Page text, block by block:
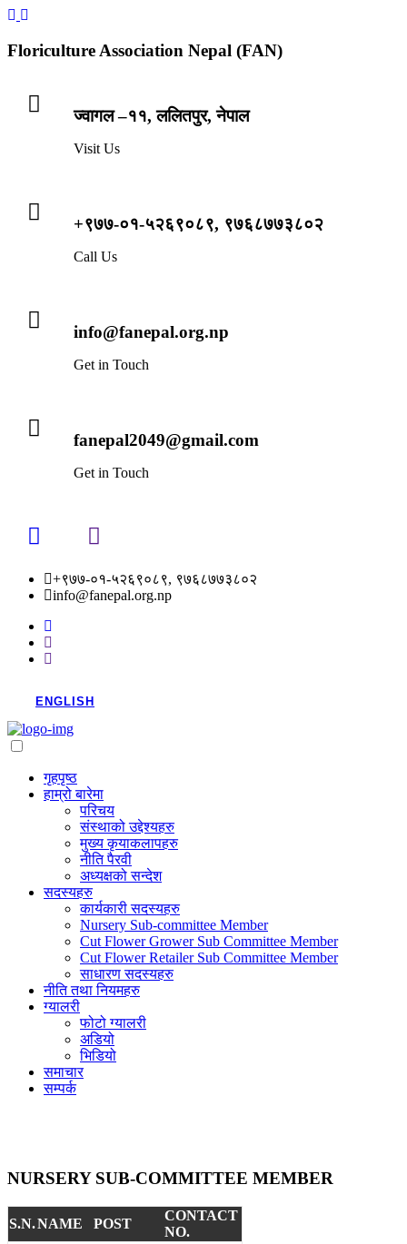
Floriculture Association Nepal (FAN)
ज्वागल –११, ललितपुर, नेपाल
Visit Us
+९७७-०१-५२६९०८९, ९७६८७७३८०२
Call Us
info@fanepal.org.np
Get in Touch
fanepal2049@gmail.com
Get in Touch
+९७७-०१-५२६९०८९, ९७६८७७३८०२
info@fanepal.org.np
ENGLISH
गृहपृष्ठ
हाम्रो बारेमा
परिचय
संस्थाको उद्देश्यहरु
मुख्य कृयाकलापहरु
नीति पैरवी
अध्यक्षको सन्देश
सदस्यहरु
कार्यकारी सदस्यहरु
Nursery Sub-committee Member
Cut Flower Grower Sub Committee Member
Cut Flower Retailer Sub Committee Member
साधारण सदस्यहरु
नीति तथा नियमहरु
ग्यालरी
फोटो ग्यालरी
अडियो
भिडियो
समाचार
सम्पर्क
NURSERY SUB-COMMITTEE MEMBER
S.N.NAME POST
CONTACT
NO.